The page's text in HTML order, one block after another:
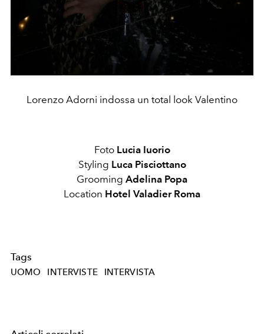
Lorenzo Adorni indossa un total look Valentino
FotoLucia Iuorio
Styling Luca Pisciottano
Grooming Adelina Popa
Location Hotel Valadier Roma
Tags
UOMO INTERVISTE INTERVISTA